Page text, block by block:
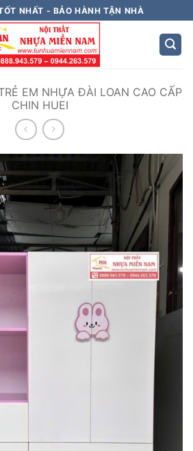
NHẤT - BẢO HÀNH TẬN NHÀ
EM NHỰA ĐÀI LOAN CAO CẤP
CHIN HUEI